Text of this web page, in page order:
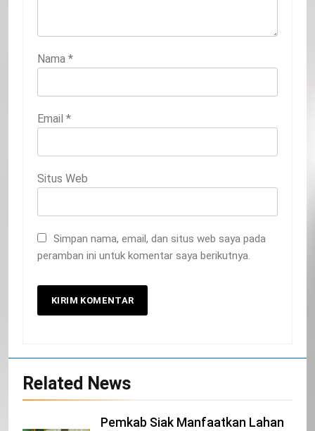
Nama *
Email *
Situs Web
Simpan nama, email, dan situs web saya pada
peramban ini untuk komentar saya berikutnya.
Related News
Pemkab Siak Manfaatkan Lahan